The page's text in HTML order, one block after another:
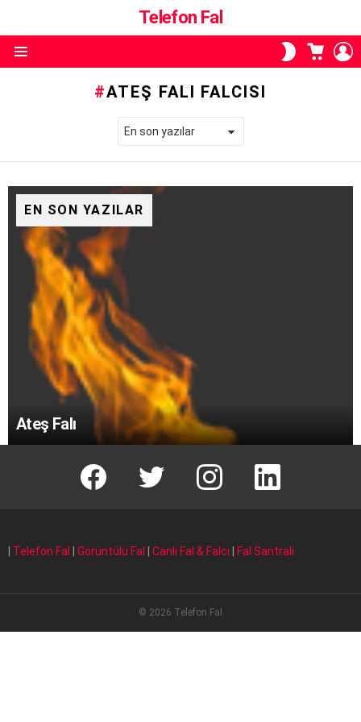
Telefon Fal
SKIN
ANAHTARI
SEPETI
ATEŞ FALI FALCISI
EN SON YAZILAR
Ateş Falı
facebook T instagram Linkedin Fal
Telefon Fal Görüntülü Fal Canlı Fal & Falcı Fal Santrali
© 2026 Telefon Fal